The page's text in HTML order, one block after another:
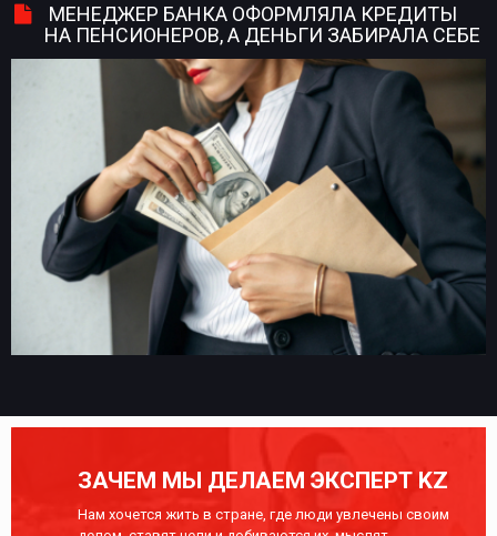
МЕНЕДЖЕР БАНКА ОФОРМЛЯЛА КРЕДИТЫ
НА ПЕНСИОНЕРОВ, А ДЕНЬГИ ЗАБИРАЛА СЕБЕ
ЗАЧЕМ МЫ ДЕЛАЕМ ЭКСПЕРТ KZ
Нам хочется жить в стране, где люди увлечены своим